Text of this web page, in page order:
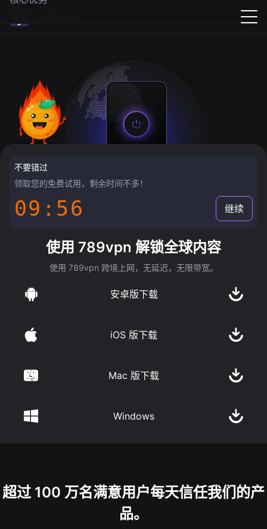
不要错过
领取您的免费试用，剩余时间不多！
09:55 继续
使用 789vpn 解锁全球内容
使用 789vpn 跨境上网，无延迟，无限带宽。
安卓版下载
iOS 版下载
Mac 版下载
Windows
超过 100 万名满意用户每天信任我们的产
品。